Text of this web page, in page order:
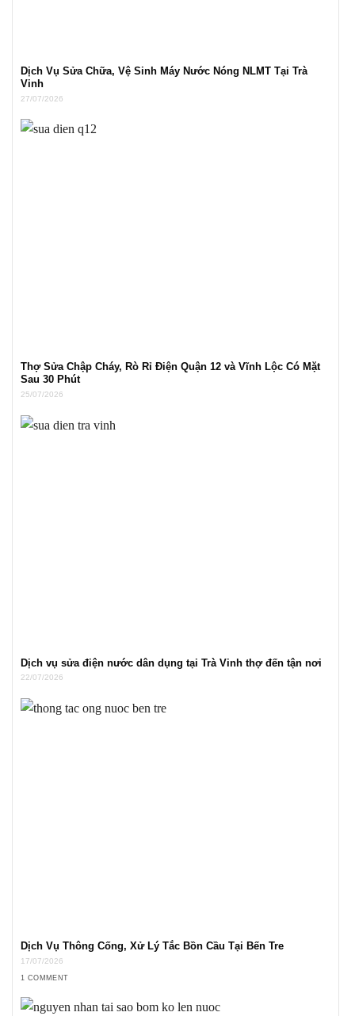
Dịch Vụ Sửa Chữa, Vệ Sinh Máy Nước Nóng NLMT Tại Trà
Vinh
27/07/2026
Thợ Sửa Chập Cháy, Rò Rỉ Điện Quận 12 và Vĩnh Lộc Có Mặt
Sau 30 Phút
25/07/2026
Dịch vụ sửa điện nước dân dụng tại Trà Vinh thợ đến tận nơi
22/07/2026
Dịch Vụ Thông Cống, Xử Lý Tắc Bồn Cầu Tại Bến Tre
17/07/2026
1 COMMENT